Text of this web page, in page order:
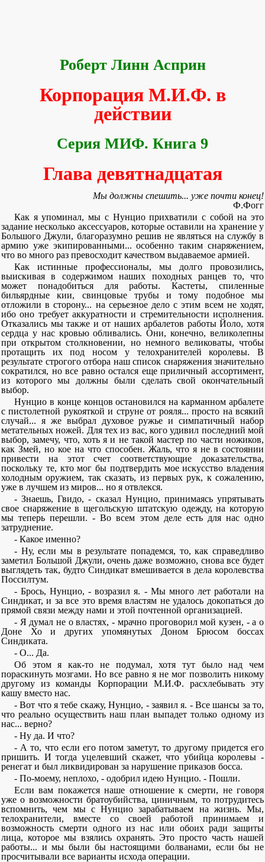
Роберт Линн Асприн
Корпорация М.И.Ф. в
действии
Серия МИФ. Книга 9
Глава девятнадцатая
Мы должны спешить... уже почти конец!
Ф.Фогг
Как я упоминал, мы с Нунцио прихватили с собой на это
задание несколько аксессуаров, которые оставили на хранение у
Большого Джули, благоразумно решив не являться на службу в
армию уже экипированными... особенно таким снаряжением,
что во много раз превосходит качеством выдаваемое армией.
Как истинные профессионалы, мы долго провозились,
выискивая в содержимом наших походных ранцев то, что
может понадобиться для работы. Кастеты, спиленные
бильярдные кии, свинцовые трубы и тому подобное мы
отложили в сторону... на серьезное дело с этим всем не ходят,
ибо оно требует аккуратности и стремительности исполнения.
Отказались мы также и от наших арбалетов работы Йоло, хотя
сердца у нас кровью обливались. Они, конечно, великолепны
при открытом столкновении, но немного великоваты, чтобы
протащить их под носом у телохранителей королевы. В
результате строгого отбора наш список снаряжения значительно
сократился, но все равно остался еще приличный ассортимент,
из которого мы должны были сделать свой окончательный
выбор.
Нунцио в конце концов остановился на карманном арбалете
с пистолетной рукояткой и струне от рояля... просто на всякий
случай... я же выбрал духовое ружье и симпатичный набор
метательных ножей. Для тех из вас, кого удивил последний мой
выбор, замечу, что, хоть я и не такой мастер по части ножиков,
как Змей, но кое на что способен. Жаль, что я не в состоянии
привести на этот счет соответствующие доказательства,
поскольку те, кто мог бы подтвердить мое искусство владения
холодным оружием, так сказать, из первых рук, к сожалению,
уже в лучшем из миров... но я отвлекся.
- Знаешь, Гвидо, - сказал Нунцио, принимаясь упрятывать
свое снаряжение в щегольскую штатскую одежду, на которую
мы теперь перешли. - Во всем этом деле есть для нас одно
затруднение.
- Какое именно?
- Ну, если мы в результате попадемся, то, как справедливо
заметил Большой Джули, очень даже возможно, снова все будет
выглядеть так, будто Синдикат вмешивается в дела королевства
Поссилтум.
- Брось, Нунцио, - возразил я. - Мы много лет работали на
Синдикат, и за все это время властям не удалось докопаться до
прямой связи между нами и этой почтенной организацией.
- Я думал не о властях, - мрачно проговорил мой кузен, - а о
Доне Хо и других упомянутых Доном Брюсом боссах
Синдиката.
- О... Да.
Об этом я как-то не подумал, хотя тут было над чем
пораскинуть мозгами. Но все равно я не мог позволить никому
другому из команды Корпорации М.И.Ф. расхлебывать эту
кашу вместо нас.
- Вот что я тебе скажу, Нунцио, - заявил я. - Все шансы за то,
что реально осуществить наш план выпадет только одному из
нас... верно?
- Ну да. И что?
- А то, что если его потом заметут, то другому придется его
пришить. И тогда уцелевший скажет, что убийца королевы -
ренегат и был ликвидирован за нарушение приказов босса.
- По-моему, неплохо, - одобрил идею Нунцио. - Пошли.
Если вам покажется наше отношение к смерти, не говоря
уже о возможности братоубийства, циничным, то потрудитесь
вспомнить, чем мы с Нунцио зарабатываем на жизнь. Мы,
телохранители, вместе со своей работой принимаем и
возможность смерти одного из нас или обоих ради защиты
лица, которое мы взялись охранять. Это просто часть нашей
работы... и мы были бы настоящими болванами, если бы не
просчитывали все варианты исхода операции.